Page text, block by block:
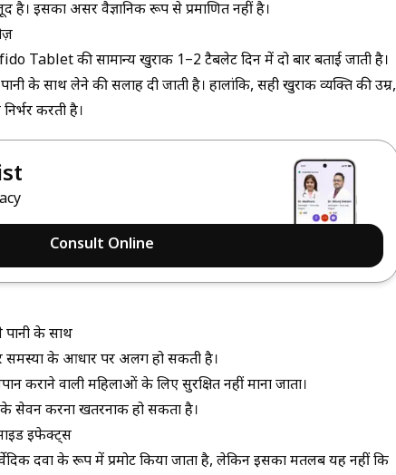
है। इसका असर वैज्ञानिक रूप से प्रमाणित नहीं है।
Tablet की सामान्य खुराक 1–2 टैबलेट दिन में दो बार बताई जाती है।
के साथ लेने की सलाह दी जाती है। हालांकि, सही खुराक व्यक्ति की उम्र,
करती है।
Consult Online
के साथ
समस्या के आधार पर अलग हो सकती है।
कराने वाली महिलाओं के लिए सुरक्षित नहीं माना जाता।
सेवन करना खतरनाक हो सकता है।
इफेक्ट्स
दवा के रूप में प्रमोट किया जाता है, लेकिन इसका मतलब यह नहीं कि